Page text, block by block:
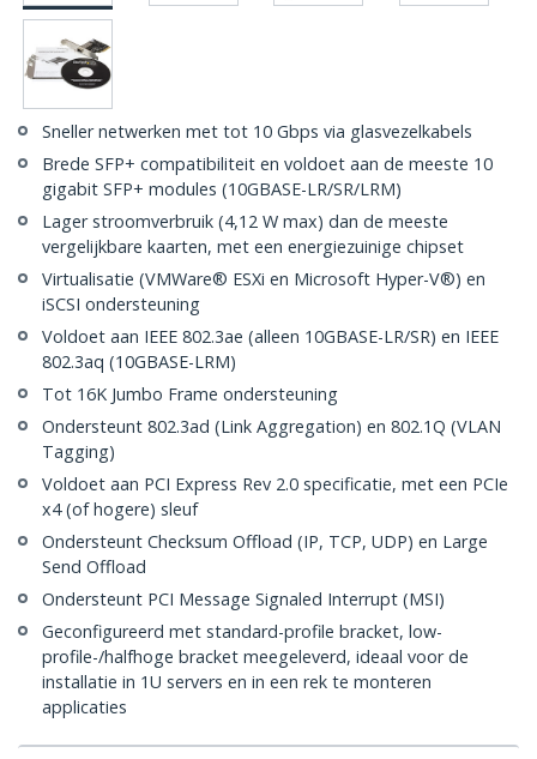
Sneller netwerken met tot 10 Gbps via glasvezelkabels
Brede SFP+ compatibiliteit en voldoet aan de meeste 10
gigabit SFP+ modules (10GBASE-LR/SR/LRM)
Lager stroomverbruik (4,12 W max) dan de meeste
vergelijkbare kaarten, met een energiezuinige chipset
Virtualisatie (VMWare® ESXi en Microsoft Hyper-V®) en
iSCSI ondersteuning
Voldoet aan IEEE 802.3ae (alleen 10GBASE-LR/SR) en IEEE
802.3aq (10GBASE-LRM)
Tot 16K Jumbo Frame ondersteuning
Ondersteunt 802.3ad (Link Aggregation) en 802.1Q (VLAN
Tagging)
Voldoet aan PCI Express Rev 2.0 specificatie, met een PCIe
x4 (of hogere) sleuf
Ondersteunt Checksum Offload (IP, TCP, UDP) en Large
Send Offload
Ondersteunt PCI Message Signaled Interrupt (MSI)
Geconfigureerd met standard-profile bracket, low-
profile-/halfhoge bracket meegeleverd, ideaal voor de
installatie in 1U servers en in een rek te monteren
applicaties